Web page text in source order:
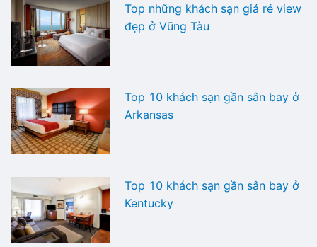
Top những khách sạn giá rẻ view
đẹp ở Vũng Tàu
Top 10 khách sạn gần sân bay ở
Arkansas
Top 10 khách sạn gần sân bay ở
Kentucky